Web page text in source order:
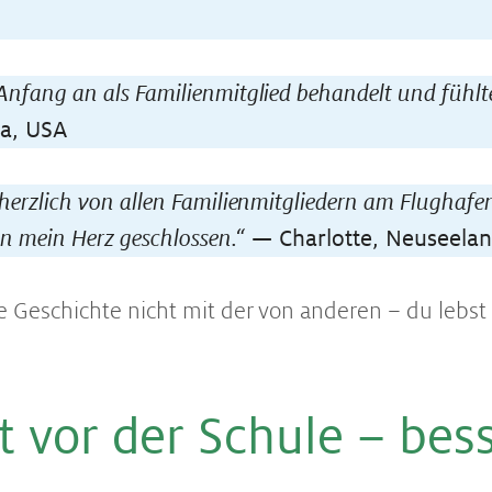
an als Familienmitglied behandelt und
USA
von allen Familienmitgliedern am
mein Herz geschlossen.“ — Charlotte,
Geschichte nicht mit der von anderen – du
vor der Schule –